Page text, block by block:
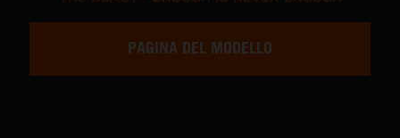
PAGINA DEL MODELLO